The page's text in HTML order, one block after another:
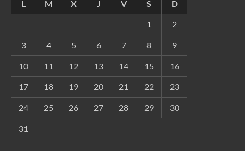
L
M X J V S D
1 2
3 4 5 6 7 8 9
10 11 12 13 14 15 16
17 18 19 20 21 22 23
24 25 26 27 28 29 30
31